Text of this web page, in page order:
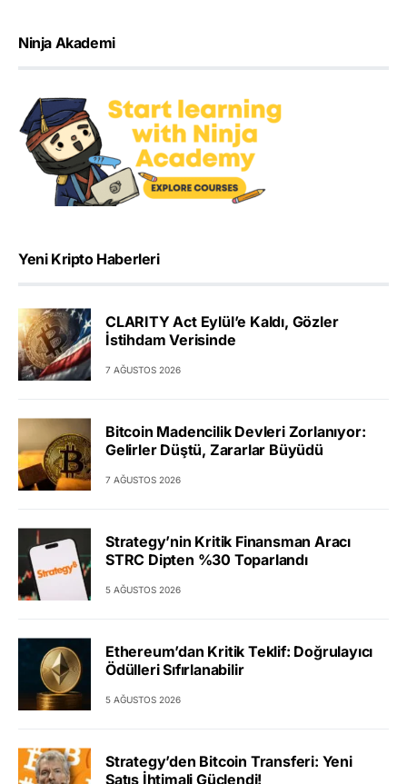
Ninja Akademi
Yeni Kripto Haberleri
CLARITY Act Eylül’e Kaldı, Gözler
İstihdam Verisinde
7 AĞUSTOS 2026
Bitcoin Madencilik Devleri Zorlanıyor:
Gelirler Düştü, Zararlar Büyüdü
7 AĞUSTOS 2026
Strategy’nin Kritik Finansman Aracı
STRC Dipten %30 Toparlandı
5 AĞUSTOS 2026
Ethereum’dan Kritik Teklif: Doğrulayıcı
Ödülleri Sıfırlanabilir
5 AĞUSTOS 2026
Strategy’den Bitcoin Transferi: Yeni
Satış İhtimali Güçlendi!